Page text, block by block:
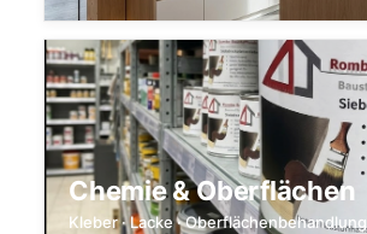
Chemie & Oberflächen
Kleber · Lacke · Oberflächenbehandlung